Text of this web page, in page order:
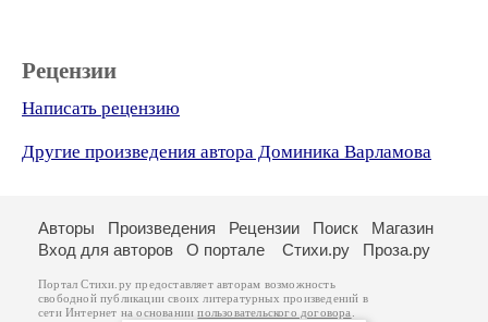
Рецензии
Написать рецензию
Другие произведения автора Доминика Варламова
Авторы Произведения Рецензии Поиск
Магазин
Вход для авторов
О портале Стихи.ру Проза.ру
Портал Стихи.ру предоставляет авторам возможность
свободной публикации своих литературных произведений в
сети Интернет на основаниипользовательского договора